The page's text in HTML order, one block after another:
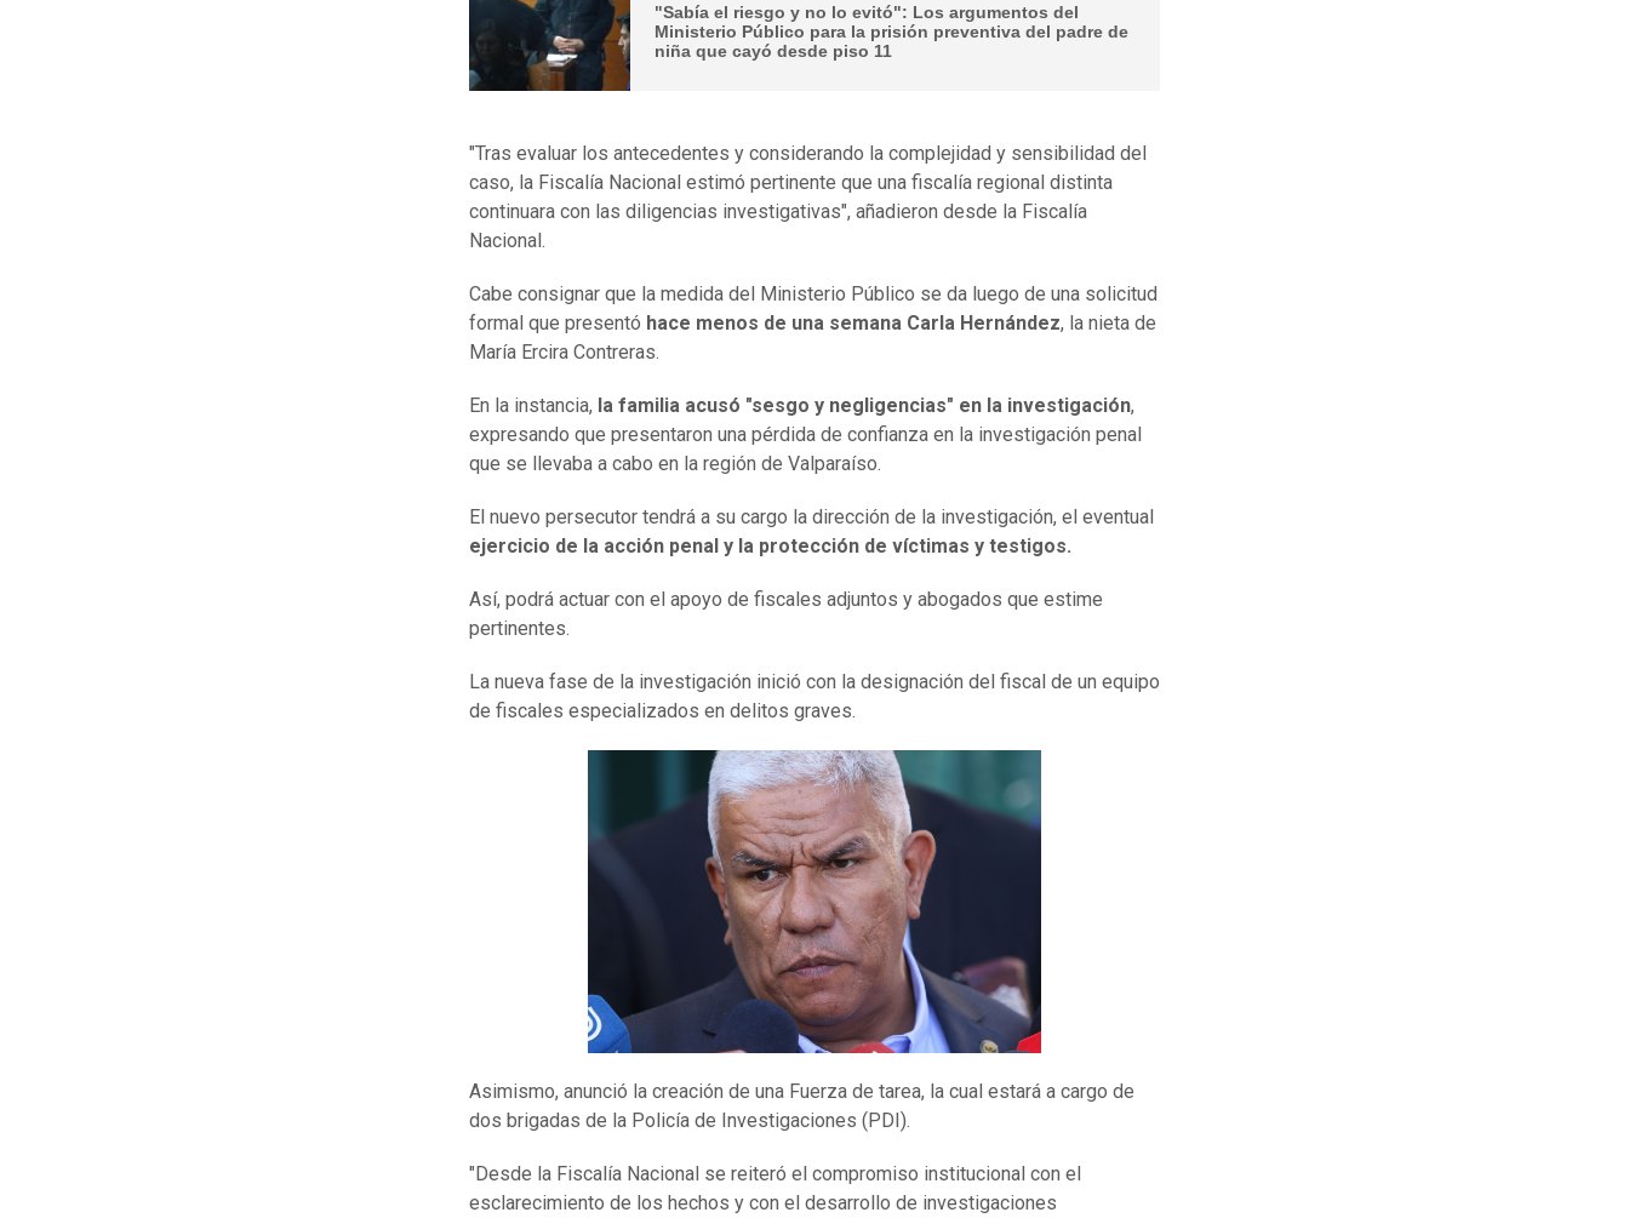
"Sabía el riesgo y no lo evitó": Los argumentos del
Ministerio Público para la prisión preventiva del padre de
niña que cayó desde piso 11
"Tras evaluar los antecedentes y considerando la complejidad y sensibilidad del
caso, la Fiscalía Nacional estimó pertinente que una fiscalía regional distinta
continuara con las diligencias investigativas", añadieron desde la Fiscalía
Nacional.
Cabe consignar que la medida del Ministerio Público se da luego de una solicitud
formal que presentó hace menos de una semana Carla Hernández, la nieta de
María Ercira Contreras.
En la instancia, la familia acusó "sesgo y negligencias" en la investigación,
expresando que presentaron una pérdida de confianza en la investigación penal
que se llevaba a cabo en la región de Valparaíso.
El nuevo persecutor tendrá a su cargo la dirección de la investigación, el eventual
ejercicio de la acción penal y la protección de víctimas y testigos.
Así, podrá actuar con el apoyo de fiscales adjuntos y abogados que estime
pertinentes.
La nueva fase de la investigación inició con la designación del fiscal de un equipo
de fiscales especializados en delitos graves.
Asimismo, anunció la creación de una Fuerza de tarea, la cual estará a cargo de
dos brigadas de la Policía de Investigaciones (PDI).
"Desde la Fiscalía Nacional se reiteró el compromiso institucional con el
esclarecimiento de los hechos y con el desarrollo de investigaciones